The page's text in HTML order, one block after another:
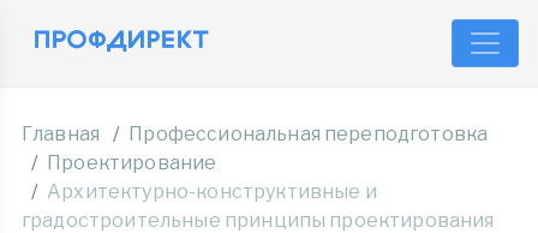
Главная
Профессиональная переподготовка
Проектирование
Архитектурно-конструктивные и
градостроительные принципы проектирования